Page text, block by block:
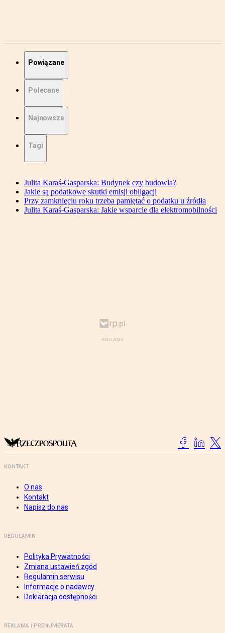
Powiązane
Polecane
Najnowsze
Tagi
Julita Karaś-Gasparska: Budynek czy budowla?
Jakie są podatkowe skutki emisji obligacji
Przy zamknięciu roku trzeba pamiętać o podatku u źródła
Julita Karaś-Gasparska: Jakie wsparcie dla elektromobilności
KONTAKT
O nas
Kontakt
Napisz do nas
REGULAMIN
Polityka Prywatności
Zmiana ustawień zgód
Regulamin serwisu
Informacje o nadawcy
Deklaracja dostępności
REKLAMA I PRENUMERATA